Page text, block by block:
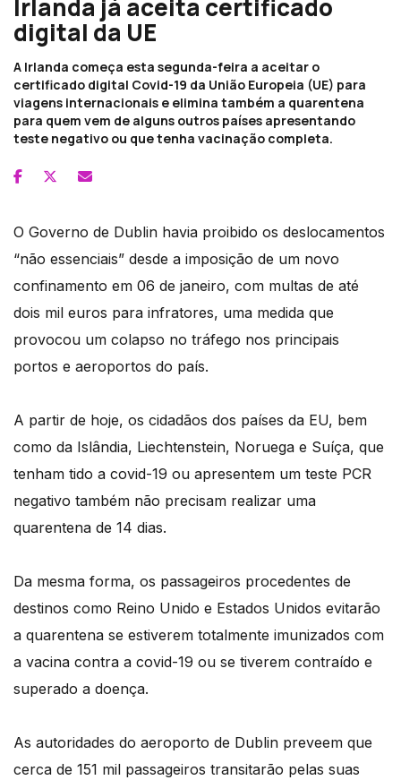
Irlanda já aceita certificado
digital da UE
A Irlanda começa esta segunda-feira a aceitar o
certificado digital Covid-19 da União Europeia (UE) para
viagens internacionais e elimina também a quarentena
para quem vem de alguns outros países apresentando
teste negativo ou que tenha vacinação completa.
O Governo de Dublin havia proibido os deslocamentos
“não essenciais” desde a imposição de um novo
confinamento em 06 de janeiro, com multas de até
dois mil euros para infratores, uma medida que
provocou um colapso no tráfego nos principais
portos e aeroportos do país.
A partir de hoje, os cidadãos dos países da EU, bem
como da Islândia, Liechtenstein, Noruega e Suíça, que
tenham tido a covid-19 ou apresentem um teste PCR
negativo também não precisam realizar uma
quarentena de 14 dias.
Da mesma forma, os passageiros procedentes de
destinos como Reino Unido e Estados Unidos evitarão
a quarentena se estiverem totalmente imunizados com
a vacina contra a covid-19 ou se tiverem contraído e
superado a doença.
As autoridades do aeroporto de Dublin preveem que
cerca de 151 mil passageiros transitarão pelas suas